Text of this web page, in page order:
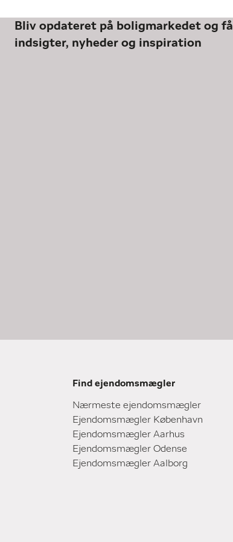
Bliv opdateret på boligmarkedet og få
indsigter, nyheder og inspiration
Find ejendomsmægler
Nærmeste ejendomsmægler
Ejendomsmægler København
Ejendomsmægler Aarhus
Ejendomsmægler Odense
Ejendomsmægler Aalborg